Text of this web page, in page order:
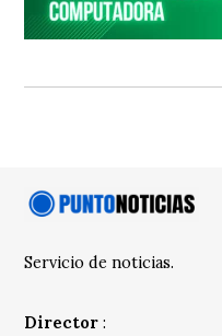
Servicio de noticias.
Director :